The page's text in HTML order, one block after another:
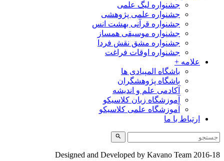
جشنواره لیگ علمی
جشنواره علمی پژوهشی
جشنواره قرآنی بهشت انس
جشنواره موسیقی همساز
جشنواره مشق نقش فردا
جشنواره اوقات فراغت
علامه +
باشگاه المپیادی ها
باشگاه پژوهشگران
آکادمی علم و اندیشه
آموزشگاه زبان کلاسیکو
آموزشگاه علمی کلاسیکو
ارتباط با ما
Designed and Developed by Kavano Team 2016-